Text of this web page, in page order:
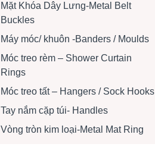
Mặt Khóa Dây Lưng-Metal Belt
Buckles
Máy móc/ khuôn -Banders / Moulds
Móc treo rèm – Shower Curtain
Rings
Móc treo tất – Hangers / Sock Hooks
Tay nắm cặp túi- Handles
Vòng tròn kim loại-Metal Mat Ring